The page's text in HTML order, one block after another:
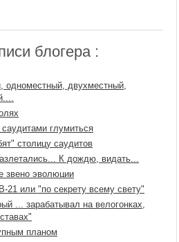
блогера :
одноместный, двухместный,
глумиться
столицу саудитов
К дождю, видать...
звено эволюции
21 или "по секрету всему свету"
... зарабатывал на велогонках,
планом